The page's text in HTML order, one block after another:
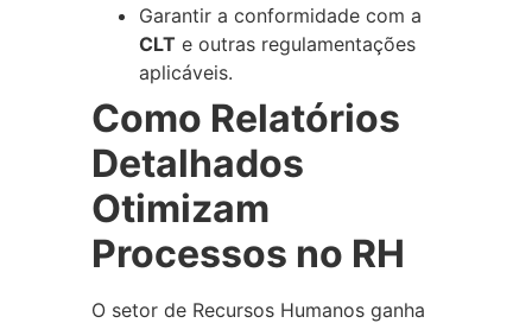
Garantir a conformidade com a
CLT e outras regulamentações
aplicáveis.
Como Relatórios
Detalhados
Otimizam
Processos no RH
O setor de Recursos Humanos ganha